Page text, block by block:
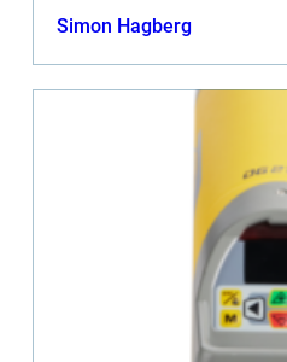
bokar tid d&ari...
Simon Hagberg